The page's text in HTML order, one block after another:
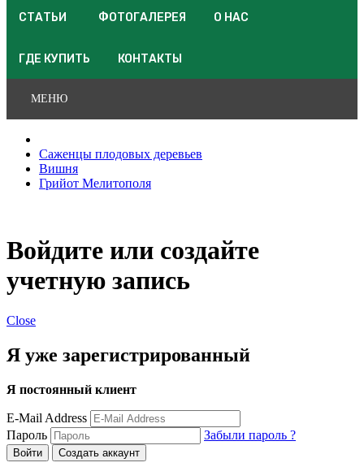
СТАТЬИ ФОТОГАЛЕРЕЯ О НАС
ГДЕ КУПИТЬ КОНТАКТЫ
МЕНЮ
Саженцы плодовых деревьев
Вишня
Грийот Мелитополя
Войдите или создайте
учетную запись
Close
Я уже зарегистрированный
Я постоянный клиент
E-Mail Address
Пароль
Забыли пароль ?
Войти Создать аккаунт